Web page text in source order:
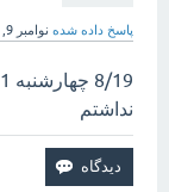
پاسخ داده شده نوامبر 9, 2021
نداشتم